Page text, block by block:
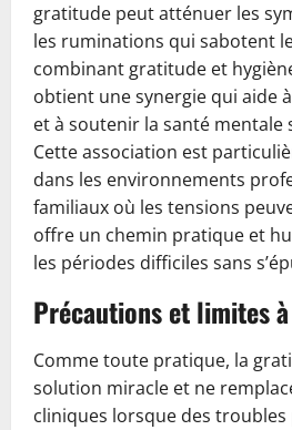
gratitude peut atténuer les
les ruminations qui sabotent
combinant gratitude et
obtient une synergie qui aide
et à soutenir la santé mentale
Cette association est
dans les environnements
familiaux où les tensions
offre un chemin pratique et
les périodes difficiles sans
Précautions et limites
Comme toute pratique, la
solution miracle et ne
cliniques lorsque des